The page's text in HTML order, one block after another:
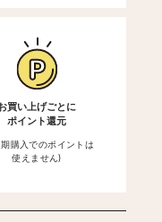
買い上げごとに
ポイント還元
購入でのポイントは
使えません)